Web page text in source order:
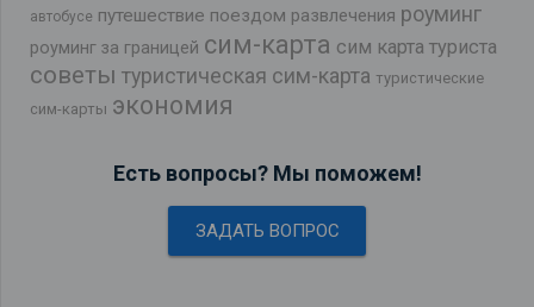
автобусе путешествие поездом развлечения роуминг
роуминг за границей сим-карта сим карта туриста
советы туристическая сим-карта туристические
сим-карты экономия
Есть вопросы? Мы поможем!
ЗАДАТЬ ВОПРОС